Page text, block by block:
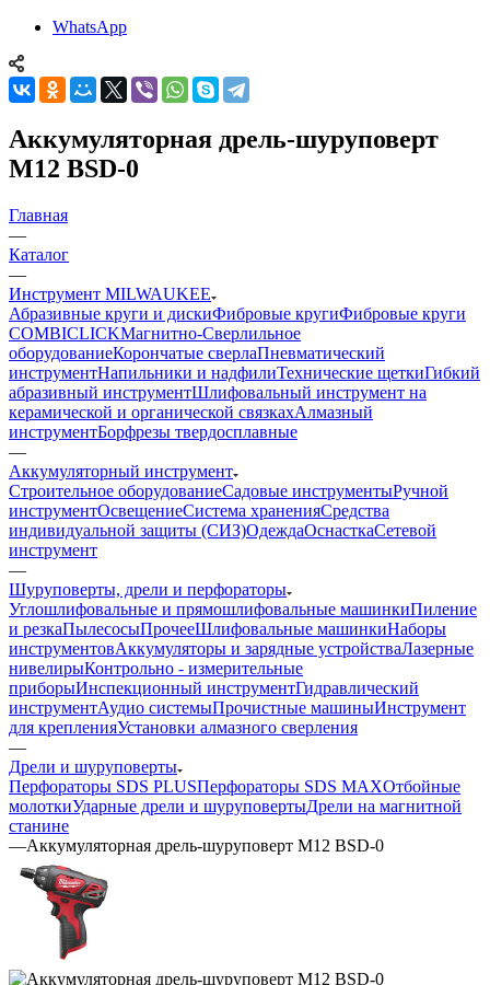
WhatsApp
Аккумуляторная дрель-шуруповерт
M12 BSD-0
Главная
—
Каталог
—
Инструмент MILWAUKEE
Абразивные круги и дискиФибровые кругиФибровые круги
COMBICLICKМагнитно-Сверлильное
оборудованиеКорончатые сверлаПневматический
инструментНапильники и надфилиТехнические щеткиГибкий
абразивный инструментШлифовальный инструмент на
керамической и органической связкахАлмазный
инструментБорфрезы твердосплавные
—
Аккумуляторный инструмент
Строительное оборудованиеСадовые инструментыРучной
инструментОсвещениеСистема храненияСредства
индивидуальной защиты (СИЗ)ОдеждаОснасткаСетевой
инструмент
—
Шуруповерты, дрели и перфораторы
Углошлифовальные и прямошлифовальные машинкиПиление
и резкаПылесосыПрочееШлифовальные машинкиНаборы
инструментовАккумуляторы и зарядные устройстваЛазерные
нивелирыКонтрольно - измерительные
приборыИнспекционный инструментГидравлический
инструментАудио системыПрочистные машиныИнструмент
для крепленияУстановки алмазного сверления
—
Дрели и шуруповерты
Перфораторы SDS PLUSПерфораторы SDS MAXОтбойные
молоткиУдарные дрели и шуруповертыДрели на магнитной
станине
—Аккумуляторная дрель-шуруповерт M12 BSD-0